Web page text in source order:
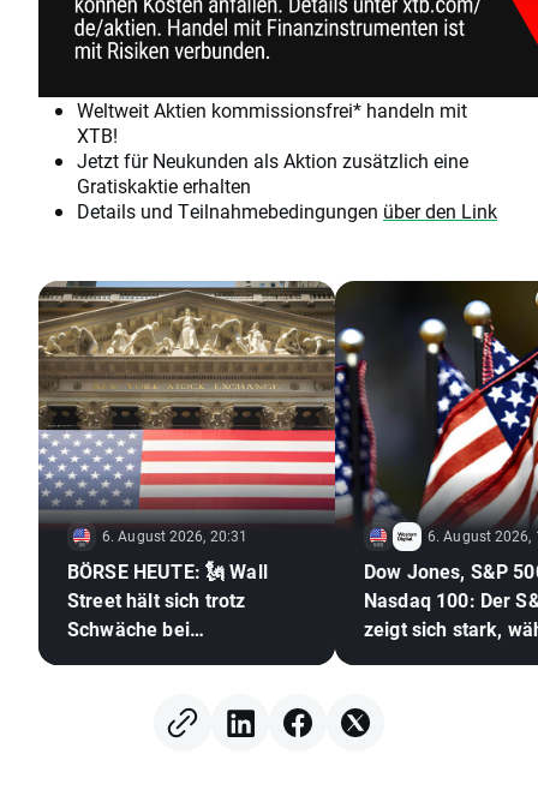
Weltweit Aktien kommissionsfrei* handeln mit
XTB!
Jetzt für Neukunden als Aktion zusätzlich eine
Gratiskaktie erhalten
Details und Teilnahmebedingungen über den Link
6. August 2026, 20:31
BÖRSE HEUTE: 🗽 Wall
Street hält sich trotz
Schwäche bei
6. August 2026,
Dow Jones, S&P
Nasdaq 100: Der
zeigt sich stark,
Digital verliert 12 %